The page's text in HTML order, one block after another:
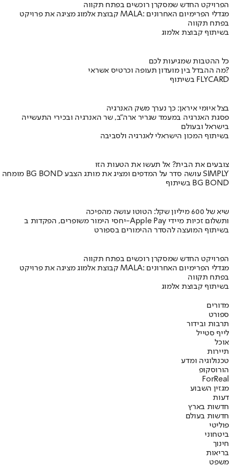
הפרויקט החדש שמסקרן רוכשים בפתח תקווה
קבוצת אלמוג מציגה את פרויקט MALA: מגדלי הפרימיום האחרונים
בפתח תקווה
בשיתוף קבוצת אלמוג
כל ההטבות שמגיעות לכם
מה ההבדל בין מועדון תעופה וכרטיס אשראי?
בשיתוף FLYCARD
בצל איומי איראן: כך נערך משק האנרגיה
פסגת האנרגיה במעמד שגריר ארה"ב, שר האנרגיה ובכירי התעשייה
בישראל ובעולם
בשיתוף המכון הישראלי לאנרגיה ולסביבה
צובעים את הבית? אל תעשו את הטעות הזו
מומחה BG BOND עושה סדר על המדפים ומציג את מותג הצבע SIMPLY
בשיתוף BG BOND
שיא של 600 מיליון שקל: הטוטו עושה מהפיכה
יחסי הימור משופרים, הפקדות ב-Apple Pay ותשלום זכיות מיידי
בשיתוף המועצה להסדר ההימורים בספורט
הפרויקט החדש שמסקרן רוכשים בפתח תקווה
קבוצת אלמוג מציגה את פרויקט MALA: מגדלי הפרימיום האחרונים
בפתח תקווה
בשיתוף קבוצת אלמוג
מדורים
ספורט
תרבות ובידור
לייף סטייל
אוכל
תיירות
טכנולוגיה ומדע
הורוסקופ
ForReal
מגזין השבוע
דעות
חדשות בארץ
חדשות בעולם
פוליטי
ביטחוני
חינוך
בריאות
משפט